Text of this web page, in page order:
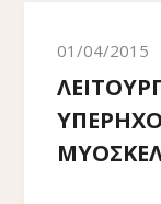
01/04/2015